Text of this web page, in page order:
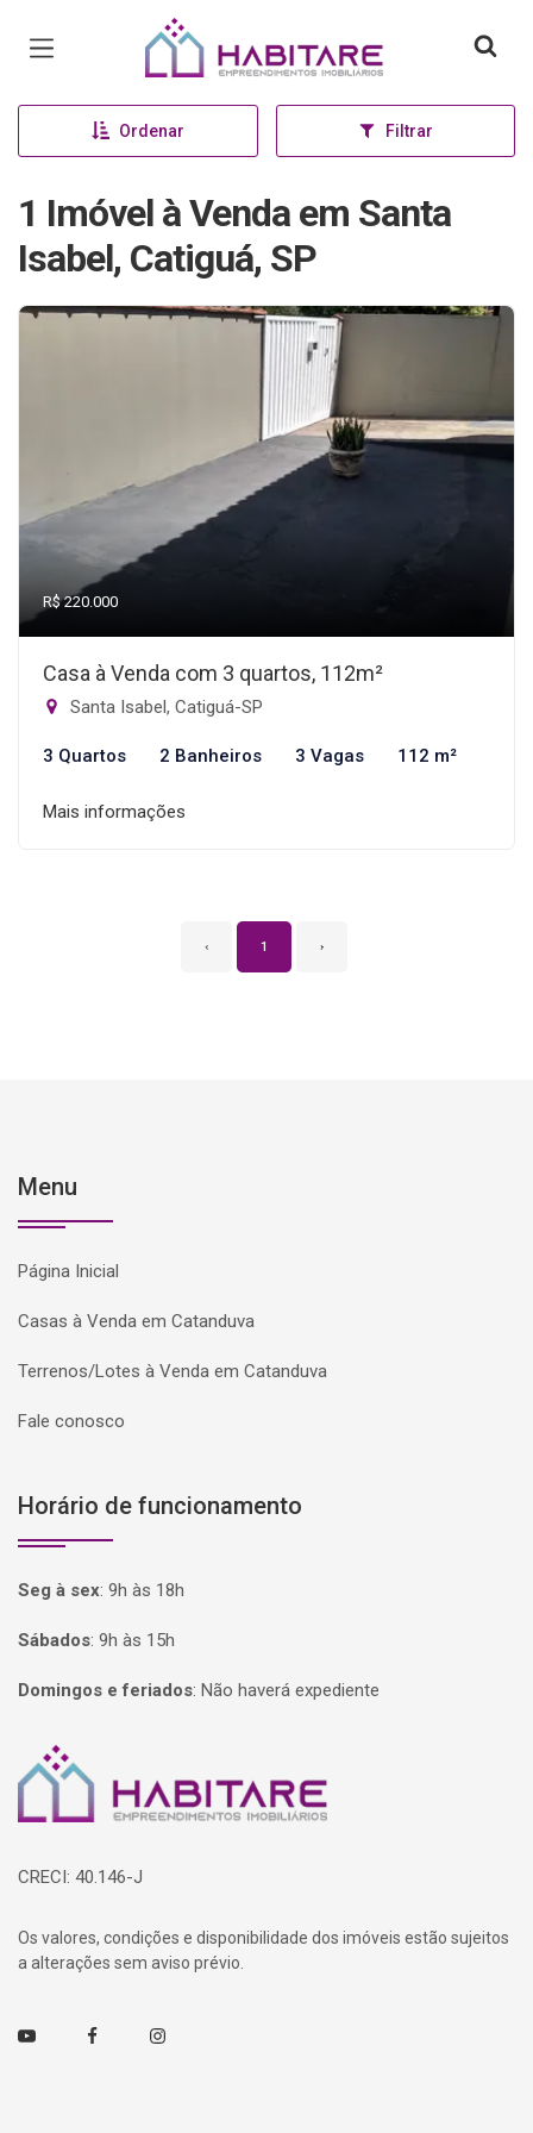
Página inicial
Ordenar Filtrar
1 Imóvel à Venda em Santa
Isabel, Catiguá, SP
R$ 220.000
Casa à Venda com 3 quartos, 112m²
Santa Isabel, Catiguá-SP
3 Quartos 2 Banheiros 3 Vagas 112 m²
Mais informações
‹ 1 ›
Menu
Página Inicial
Casas à Venda em Catanduva
Terrenos/Lotes à Venda em Catanduva
Fale conosco
Horário de funcionamento
Seg à sex: 9h às 18h
Sábados: 9h às 15h
Domingos e feriados: Não haverá expediente
Página inicial
CRECI: 40.146-J
Os valores, condições e disponibilidade dos imóveis estão sujeitos
a alterações sem aviso prévio.
Youtube FacebookInstagram